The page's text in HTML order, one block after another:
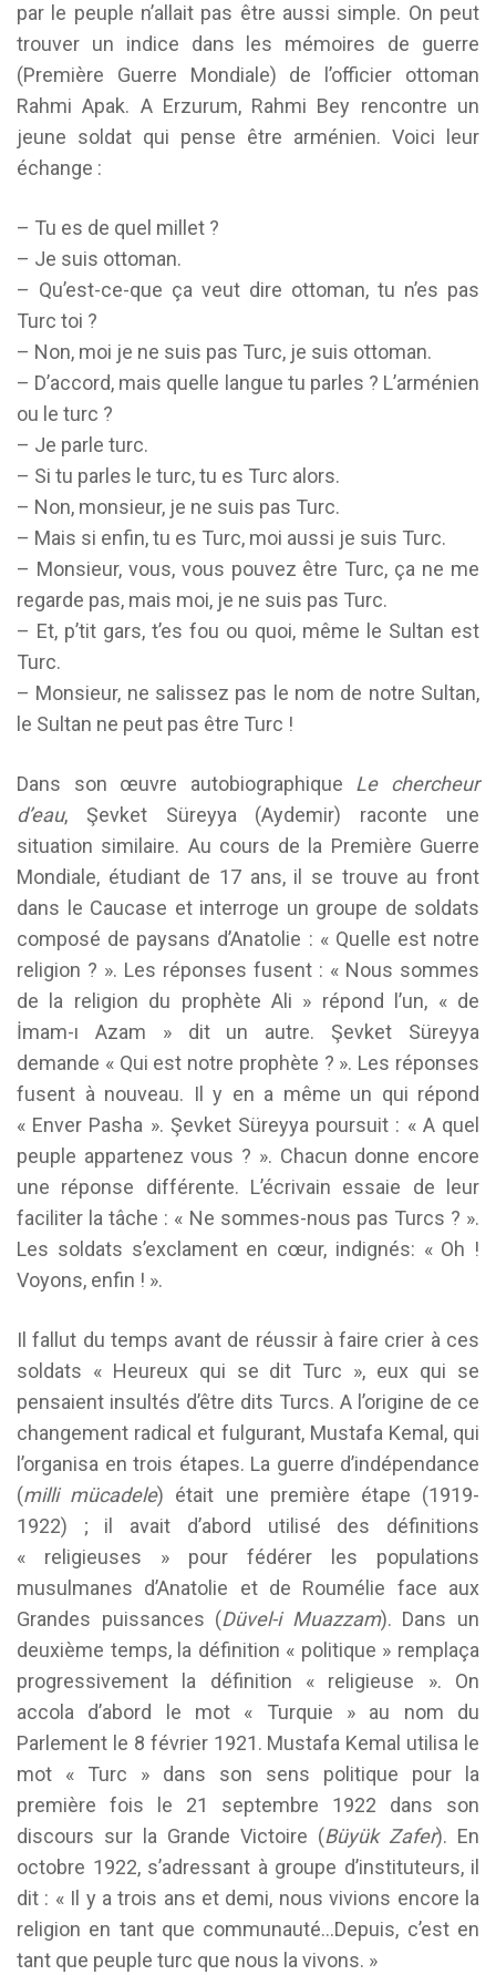
par le peuple n’allait pas être aussi simple. On peut
trouver un indice dans les mémoires de guerre
(Première Guerre Mondiale) de l’officier ottoman
Rahmi Apak. A Erzurum, Rahmi Bey rencontre un
jeune soldat qui pense être arménien. Voici leur
échange :
– Tu es de quel millet ?
– Je suis ottoman.
– Qu’est-ce-que ça veut dire ottoman, tu n’es pas
Turc toi ?
– Non, moi je ne suis pas Turc, je suis ottoman.
– D’accord, mais quelle langue tu parles ? L’arménien
ou le turc ?
– Je parle turc.
– Si tu parles le turc, tu es Turc alors.
– Non, monsieur, je ne suis pas Turc.
– Mais si enfin, tu es Turc, moi aussi je suis Turc.
– Monsieur, vous, vous pouvez être Turc, ça ne me
regarde pas, mais moi, je ne suis pas Turc.
– Et, p’tit gars, t’es fou ou quoi, même le Sultan est
Turc.
– Monsieur, ne salissez pas le nom de notre Sultan,
le Sultan ne peut pas être Turc !
Dans son œuvre autobiographique Le chercheur
d’eau, Şevket Süreyya (Aydemir) raconte une
situation similaire. Au cours de la Première Guerre
Mondiale, étudiant de 17 ans, il se trouve au front
dans le Caucase et interroge un groupe de soldats
composé de paysans d’Anatolie : « Quelle est notre
religion ? ». Les réponses fusent : « Nous sommes
de la religion du prophète Ali » répond l’un, « de
İmam-ı Azam » dit un autre. Şevket Süreyya
demande « Qui est notre prophète ? ». Les réponses
fusent à nouveau. Il y en a même un qui répond
« Enver Pasha ». Şevket Süreyya poursuit : « A quel
peuple appartenez vous ? ». Chacun donne encore
une réponse différente. L’écrivain essaie de leur
faciliter la tâche : « Ne sommes-nous pas Turcs ? ».
Les soldats s’exclament en cœur, indignés: « Oh !
Voyons, enfin ! ».
Il fallut du temps avant de réussir à faire crier à ces
soldats « Heureux qui se dit Turc », eux qui se
pensaient insultés d’être dits Turcs. A l’origine de ce
changement radical et fulgurant, Mustafa Kemal, qui
l’organisa en trois étapes. La guerre d’indépendance
(milli mücadele) était une première étape (1919-
1922) ; il avait d’abord utilisé des définitions
« religieuses » pour fédérer les populations
musulmanes d’Anatolie et de Roumélie face aux
Grandes puissances (Düvel-i Muazzam). Dans un
deuxième temps, la définition « politique » remplaça
progressivement la définition « religieuse ». On
accola d’abord le mot « Turquie » au nom du
Parlement le 8 février 1921. Mustafa Kemal utilisa le
mot « Turc » dans son sens politique pour la
première fois le 21 septembre 1922 dans son
discours sur la Grande Victoire (Büyük Zafer). En
octobre 1922, s’adressant à groupe d’instituteurs, il
dit : « Il y a trois ans et demi, nous vivions encore la
religion en tant que communauté…Depuis, c’est en
tant que peuple turc que nous la vivons. »